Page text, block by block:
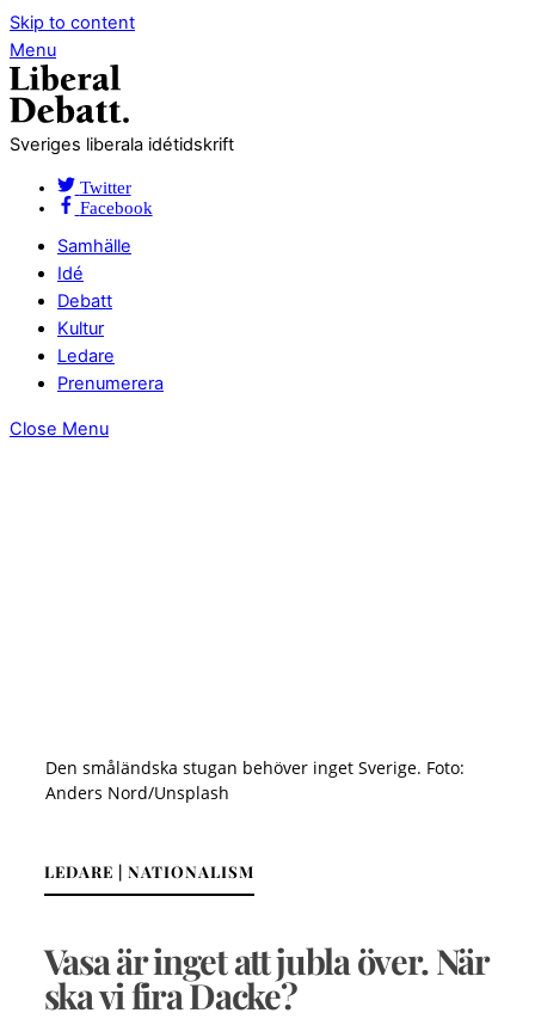
Skip to content
Menu
Sveriges liberala idétidskrift
Twitter
Facebook
Samhälle
Idé
Debatt
Kultur
Ledare
Prenumerera
Close Menu
Den småländska stugan behöver inget Sverige. Foto:
Anders Nord/Unsplash
LEDARE | NATIONALISM
Vasa är inget att jubla över. När
ska vi fira Dacke?